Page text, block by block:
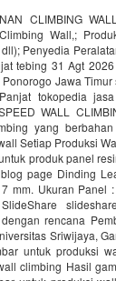
CLIMBING
Wall,;
Penyedia
tebing 31 Agt
Jawa
tokopedia
WALL
yang
Setiap Produksi
produk panel
page Dinding
mm. Ukuran Panel
rencana
Sriwijaya,
untuk produksi
climbing Hasil